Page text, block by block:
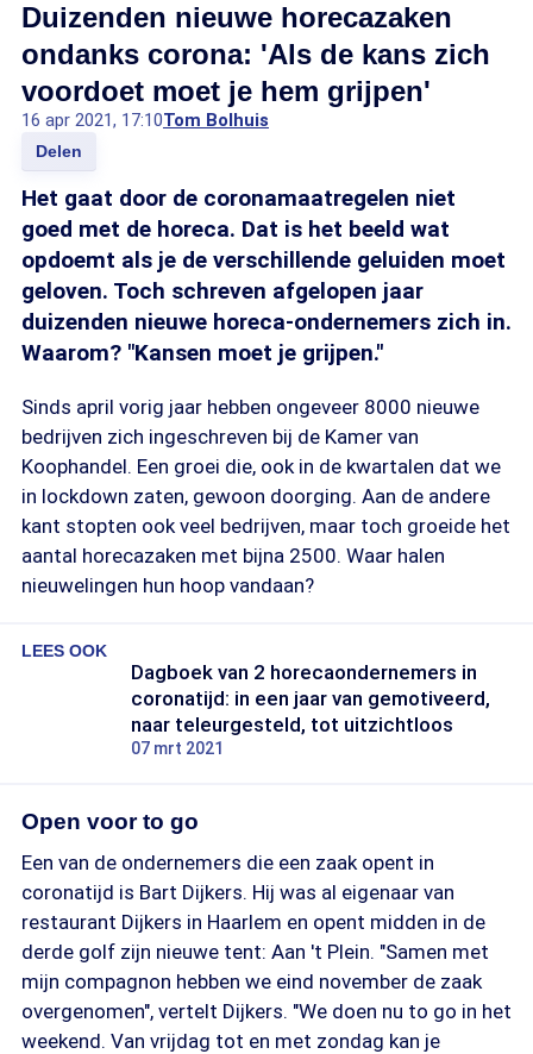
Duizenden nieuwe horecazaken
ondanks corona: 'Als de kans zich
voordoet moet je hem grijpen'
16 apr 2021, 17:10Tom Bolhuis
Delen
Het gaat door de coronamaatregelen niet
goed met de horeca. Dat is het beeld wat
opdoemt als je de verschillende geluiden moet
geloven. Toch schreven afgelopen jaar
duizenden nieuwe horeca-ondernemers zich in.
Waarom? "Kansen moet je grijpen."
Sinds april vorig jaar hebben ongeveer 8000 nieuwe
bedrijven zich ingeschreven bij de Kamer van
Koophandel. Een groei die, ook in de kwartalen dat we
in lockdown zaten, gewoon doorging. Aan de andere
kant stopten ook veel bedrijven, maar toch groeide het
aantal horecazaken met bijna 2500. Waar halen
nieuwelingen hun hoop vandaan?
LEES OOK
Dagboek van 2 horecaondernemers in
coronatijd: in een jaar van gemotiveerd,
naar teleurgesteld, tot uitzichtloos
07 mrt 2021
Open voor to go
Een van de ondernemers die een zaak opent in
coronatijd is Bart Dijkers. Hij was al eigenaar van
restaurant Dijkers in Haarlem en opent midden in de
derde golf zijn nieuwe tent: Aan 't Plein. "Samen met
mijn compagnon hebben we eind november de zaak
overgenomen", vertelt Dijkers. "We doen nu to go in het
weekend. Van vrijdag tot en met zondag kan je